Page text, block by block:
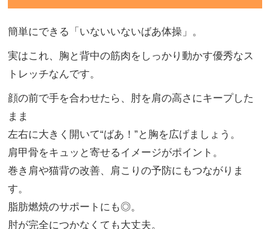
簡単にできる「いないいないばあ体操」。
実はこれ、胸と背中の筋肉をしっかり動かす優秀なス
トレッチなんです。
顔の前で手を合わせたら、肘を肩の高さにキープした
まま
左右に大きく開いて“ばあ！”と胸を広げましょう。
肩甲骨をキュッと寄せるイメージがポイント。
巻き肩や猫背の改善、肩こりの予防にもつながりま
す。
脂肪燃焼のサポートにも◎。
肘が完全につかなくても大丈夫。